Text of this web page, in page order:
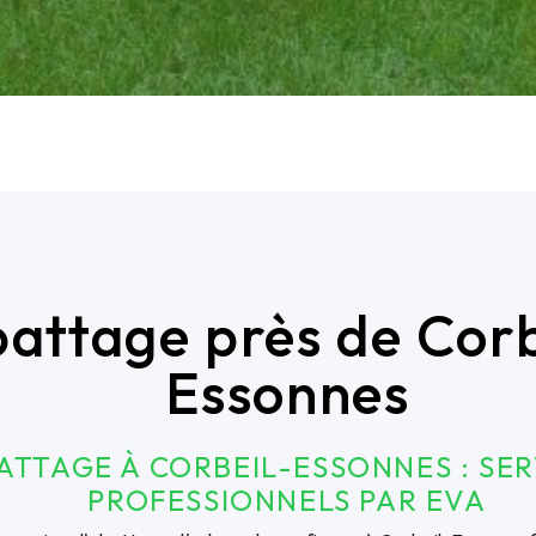
près de
Essonnes
À CORBEIL-ESSONNES :
PROFESSIONNELS PAR EVA